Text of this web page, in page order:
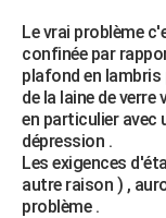
Le vrai problème
confinée par
plafond en
de la laine de
en particulier avec
dépression .
Les exigences
autre raison ) ,
problème .